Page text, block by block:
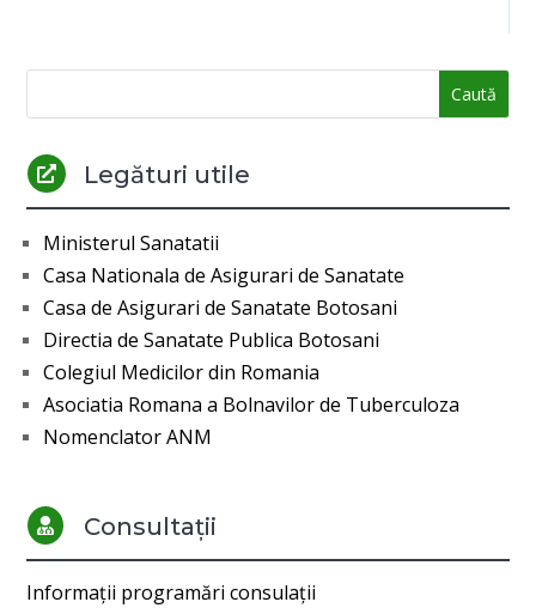
 Legături utile
Ministerul Sanatatii
Casa Nationala de Asigurari de Sanatate
Casa de Asigurari de Sanatate Botosani
Directia de Sanatate Publica Botosani
Colegiul Medicilor din Romania
Asociatia Romana a Bolnavilor de Tuberculoza
Nomenclator ANM
 Consultații
Informații programări consulații